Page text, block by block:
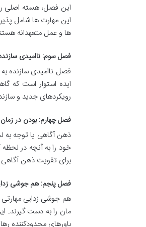
این مهارت ها شامل
ها و عمل متعهدانه
فصل سوم: ناامیدی
فصل ناامیدی سازنده
ایده استوار است که
رویکردهای جدید و
فصل چهارم: بودن در
خود را به آنچه در
برای تقویت ذهن
فصل پنجم: هم جوشی
هم جوشی زدایی مهارتی
مان را به دست گیرند.
باورهای محدودکننده